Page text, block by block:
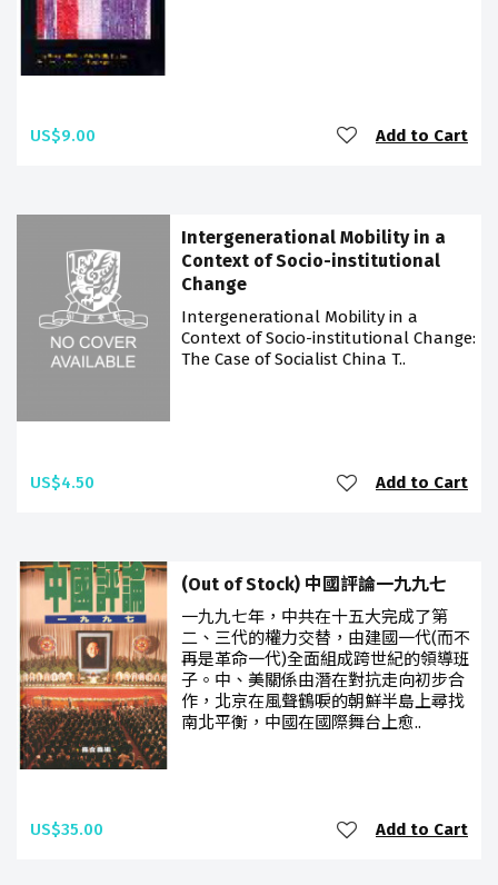
US$9.00 Add to Cart
Intergenerational Mobility in a
Context of Socio-institutional
Change
Intergenerational Mobility in a
Context of Socio-institutional Change:
The Case of Socialist China T..
US$4.50 Add to Cart
(Out of Stock) 中國評論一九九七
一九九七年，中共在十五大完成了第
二、三代的權力交替，由建國一代(而不
再是革命一代)全面組成跨世紀的領導班
子。中、美關係由潛在對抗走向初步合
作，北京在風聲鶴唳的朝鮮半島上尋找
南北平衡，中國在國際舞台上愈..
US$35.00 Add to Cart